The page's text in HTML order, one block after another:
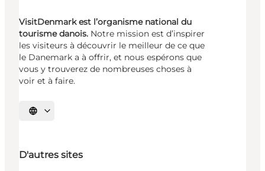
VisitDenmark est l’organisme national du
tourisme danois. Notre mission est d’inspirer
les visiteurs à découvrir le meilleur de ce que
le Danemark a à offrir, et nous espérons que
vous y trouverez de nombreuses choses à
voir et à faire.
Choisissez la langue
D'autres sites